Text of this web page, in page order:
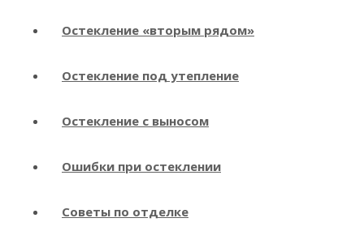
Остекление «вторым рядом»
Остекление под утепление
Остекление с выносом
Ошибки при остеклении
Советы по отделке